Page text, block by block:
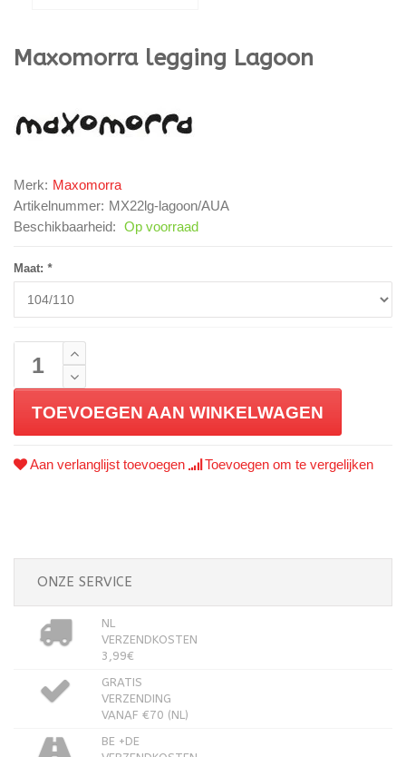
Maxomorra legging Lagoon
Merk: Maxomorra
Artikelnummer: MX22lg-lagoon/AUA
Beschikbaarheid: Op voorraad
Maat: *
TOEVOEGEN AAN WINKELWAGEN
Aan verlanglijst toevoegen Toevoegen om te vergelijken
ONZE SERVICE
NL
VERZENDKOSTEN
3,99€
GRATIS
VERZENDING
VANAF €70 (NL)
BE +DE